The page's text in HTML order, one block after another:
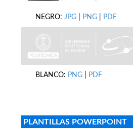
NEGRO: JPG PNG PDF
BLANCO: PNG PDF
PLANTILLAS POWERPOINT